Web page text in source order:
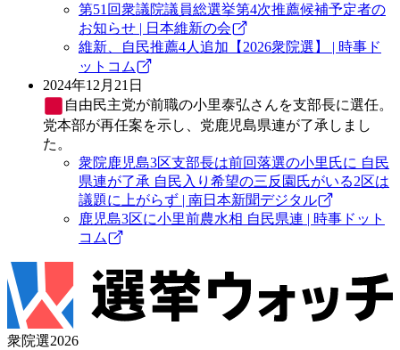
第51回衆議院議員総選挙第4次推薦候補予定者の
お知らせ | 日本維新の会
維新、自民推薦4人追加【2026衆院選】 | 時事ド
ットコム
2024年12月21日
自由民主党が前職の小里泰弘さんを支部長に選任。
党本部が再任案を示し、党鹿児島県連が了承しまし
た。
衆院鹿児島3区支部長は前回落選の小里氏に 自民
県連が了承 自民入り希望の三反園氏がいる2区は
議題に上がらず | 南日本新聞デジタル
鹿児島3区に小里前農水相 自民県連 | 時事ドット
コム
衆院選2026